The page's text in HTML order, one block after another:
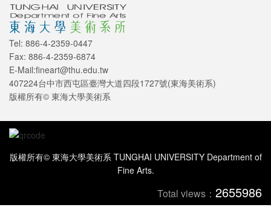
Tel: 886-4-2359-0447
Fax: 886-4-2359-6874
E-Mail:fineart@thu.edu.tw
407224台中市西屯區臺灣大道四段1727號(東海美術系)
版權所有© 東海大學美術系
版權所有© 東海大學美術系 TUNGHAI UNIVERSITY Department of
Fine Arts.
Total views： 2655986